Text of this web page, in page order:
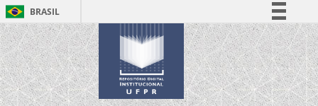
BRASIL
Simplifique!
Comunica BR
Participe
Acesso à informação